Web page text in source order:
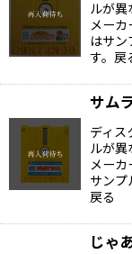
ルが異
メーカ
はサン
す。
サム
ディス
ルが異
メーカ
サンプ
戻る
じゃ